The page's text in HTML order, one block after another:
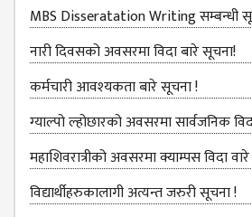
EDUCATION(M.ED)
M.ED FIRST
SEMESTERS
M.ED SECOND
SEMESTERS
M.ED THIRD
SEMESTERS
MBS Disseratation Writing सम्बन्‍धी
नारी दिवसको अवसरमा विदा बारे सूचना!
कर्मचारी आवश्‍यकता बारे सूचना !
ग्‍याल्‍पो ल्‍होछारको अवसरमा सार्वजनिक
महाशिवरात्रीको अवसरमा क्याम्पस विदा
विद्यार्थीहरुकालागी अत्यन्त जरुरी सूचना !